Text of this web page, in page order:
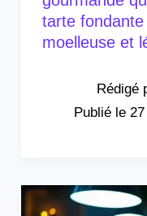
tarte
moelleuse et